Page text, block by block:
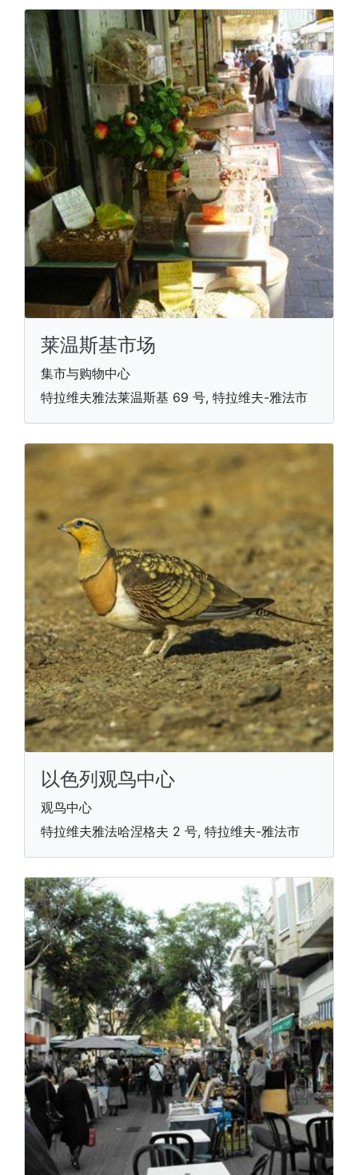
莱温斯基市场
集市与购物中心
特拉维夫雅法莱温斯基 69 号, 特拉维夫-雅法市
以色列观鸟中心
观鸟中心
特拉维夫雅法哈涅格夫 2 号, 特拉维夫-雅法市